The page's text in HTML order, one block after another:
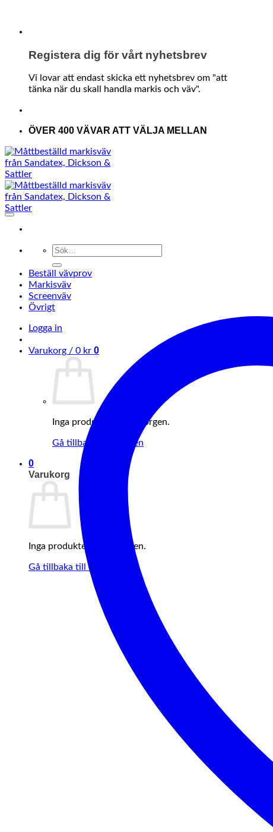
Registera dig för vårt nyhetsbrev
Vi lovar att endast skicka ett nyhetsbrev om "att
tänka när du skall handla markis och väv".
ÖVER 400 VÄVAR ATT VÄLJA MELLAN
Sök
Beställ vävprov
Markisväv
Screenväv
Övrigt
Logga in
Varukorg / 0 kr 0
Inga produkter i varukorgen.
Gå tillbaka till butiken
0
Varukorg
Inga produkter i varukorgen.
Gå tillbaka till butiken